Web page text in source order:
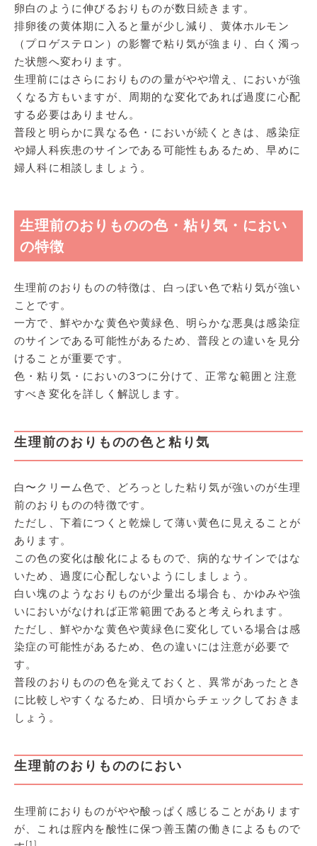
卵白のように伸びるおりものが数日続きます。
排卵後の黄体期に入ると量が少し減り、黄体ホルモン
（プロゲステロン）の影響で粘り気が強まり、白く濁っ
た状態へ変わります。
生理前にはさらにおりものの量がやや増え、においが強
くなる方もいますが、周期的な変化であれば過度に心配
する必要はありません。
普段と明らかに異なる色・においが続くときは、感染症
や婦人科疾患のサインである可能性もあるため、早めに
婦人科に相談しましょう。
生理前のおりものの色・粘り気・におい
の特徴
生理前のおりものの特徴は、白っぽい色で粘り気が強い
ことです。
一方で、鮮やかな黄色や黄緑色、明らかな悪臭は感染症
のサインである可能性があるため、普段との違いを見分
けることが重要です。
色・粘り気・においの3つに分けて、正常な範囲と注意
すべき変化を詳しく解説します。
生理前のおりものの色と粘り気
白〜クリーム色で、どろっとした粘り気が強いのが生理
前のおりものの特徴です。
ただし、下着につくと乾燥して薄い黄色に見えることが
あります。
この色の変化は酸化によるもので、病的なサインではな
いため、過度に心配しないようにしましょう。
白い塊のようなおりものが少量出る場合も、かゆみや強
いにおいがなければ正常範囲であると考えられます。
ただし、鮮やかな黄色や黄緑色に変化している場合は感
染症の可能性があるため、色の違いには注意が必要で
す。
普段のおりものの色を覚えておくと、異常があったとき
に比較しやすくなるため、日頃からチェックしておきま
しょう。
生理前のおりもののにおい
生理前におりものがやや酸っぱく感じることがあります
が、これは腟内を酸性に保つ善玉菌の働きによるもので
[1]